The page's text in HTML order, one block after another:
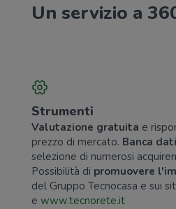
Un servizio a
Strumenti
Valutazione gratuita e
prezzo di mercato. Banca dati
selezione di numerosi
Possibilità di promuovere
del Gruppo Tecnocasa e sui
e www.tecnorete.it